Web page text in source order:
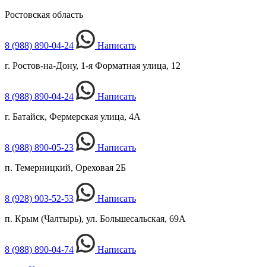
Ростовская область
8 (988) 890-04-24
Написать
г. Ростов-на-Дону, 1-я Форматная улица, 12
8 (988) 890-04-24
Написать
г. Батайск, Фермерская улица, 4А
8 (988) 890-05-23
Написать
п. Темерницкий, Ореховая 2Б
8 (928) 903-52-53
Написать
п. Крым (Чалтырь), ул. Большесальская, 69А
8 (988) 890-04-74
Написать